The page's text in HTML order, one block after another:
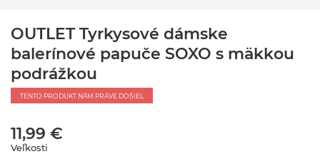
OUTLET Tyrkysové dámske
balerínové papuče SOXO s mäkkou
podrážkou
TENTO PRODUKT NÁM PRÁVE DOŠIEL
11,99 €
Veľkosti